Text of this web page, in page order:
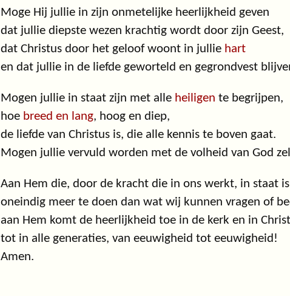
Moge Hij jullie in zijn onmetelijke heerlijkheid geven
dat jullie diepste wezen krachtig wordt door zijn Geest,
dat Christus door het geloof woont in jullie hart
en dat jullie in de liefde geworteld en gegrondvest
Mogen jullie in staat zijn met alle heiligen te begrijpen,
hoe breed en lang, hoog en diep,
de liefde van Christus is, die alle kennis te boven gaat.
Mogen jullie vervuld worden met de volheid van God
Aan Hem die, door de kracht die in ons werkt, in staat is
oneindig meer te doen dan wat wij kunnen vragen of
aan Hem komt de heerlijkheid toe in de kerk en in
tot in alle generaties, van eeuwigheid tot eeuwigheid!
Amen.